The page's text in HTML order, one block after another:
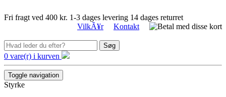
Fri fragt ved 400 kr. 1-3 dages levering 14 dages returret
Kontakt
VilkÃ¥r
Søg
0 vare(r) i kurven
Toggle navigation
Styrke